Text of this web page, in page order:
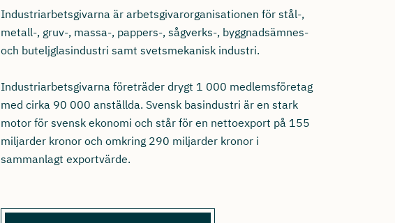
Industriarbetsgivarna är arbetsgivarorganisationen för stål-,
metall-, gruv-, massa-, pappers-, sågverks-, byggnadsämnes-
och buteljglasindustri samt svetsmekanisk industri.
Industriarbetsgivarna företräder drygt 1 000 medlemsföretag
med cirka 90 000 anställda. Svensk basindustri är en stark
motor för svensk ekonomi och står för en nettoexport på 155
miljarder kronor och omkring 290 miljarder kronor i
sammanlagt exportvärde.